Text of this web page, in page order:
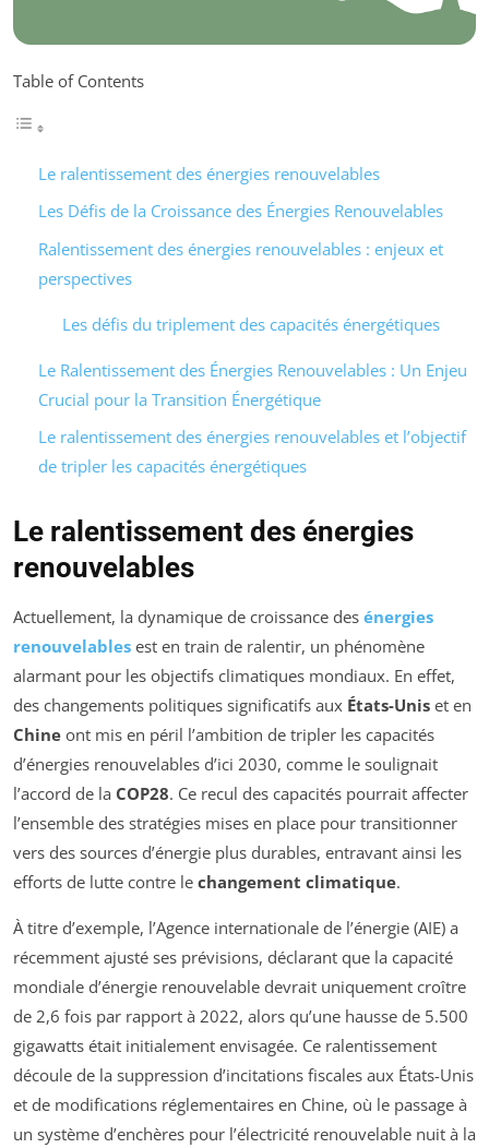
Table of Contents
Le ralentissement des énergies renouvelables
Les Défis de la Croissance des Énergies Renouvelables
Ralentissement des énergies renouvelables : enjeux et
perspectives
Les défis du triplement des capacités énergétiques
Le Ralentissement des Énergies Renouvelables : Un Enjeu
Crucial pour la Transition Énergétique
Le ralentissement des énergies renouvelables et l’objectif
de tripler les capacités énergétiques
Le ralentissement des énergies
renouvelables
Actuellement, la dynamique de croissance des énergies
renouvelables est en train de ralentir, un phénomène
alarmant pour les objectifs climatiques mondiaux. En effet,
des changements politiques significatifs aux États-Unis et en
Chine ont mis en péril l’ambition de tripler les capacités
d’énergies renouvelables d’ici 2030, comme le soulignait
l’accord de la COP28. Ce recul des capacités pourrait affecter
l’ensemble des stratégies mises en place pour transitionner
vers des sources d’énergie plus durables, entravant ainsi les
efforts de lutte contre le changement climatique.
À titre d’exemple, l’Agence internationale de l’énergie (AIE) a
récemment ajusté ses prévisions, déclarant que la capacité
mondiale d’énergie renouvelable devrait uniquement croître
de 2,6 fois par rapport à 2022, alors qu’une hausse de 5.500
gigawatts était initialement envisagée. Ce ralentissement
découle de la suppression d’incitations fiscales aux États-Unis
et de modifications réglementaires en Chine, où le passage à
un système d’enchères pour l’électricité renouvelable nuit à la